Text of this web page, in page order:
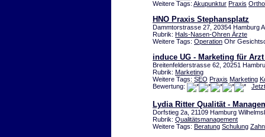
Weitere Tags: Akupunktur Praxis
HNO Praxis Stephansplatz
Dammtorstrasse 27, 20354 Hamburg
Rubrik: Hals-Nasen-Ohren Ärzte
Weitere Tags: Operation Ohr
induce UG - Marketing für
Breitenfelderstrasse 62, 20251
Rubrik: Marketing
Weitere Tags: SEO Praxis Marketing
Bewertung:
Lydia Ritter Qualität -
Dorfstieg 2a, 21109 Hamburg
Rubrik: Qualitätsmanagement
Weitere Tags: Beratung Schulung